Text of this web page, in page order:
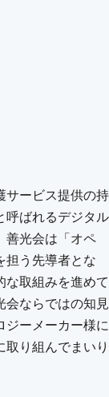
サービス提供の持
呼ばれるデジタル
善光会は「オペ
担う先導者とな
な取組みを進めて
会ならではの知見
ジーメーカー様に
り組んでまいり